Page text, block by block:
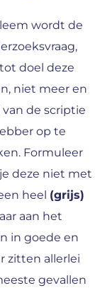
wordt de
doel deze
niet meer en
de scriptie
op te
Formuleer
deze niet met
heel (grijs)
aan het
in goede en
zitten allerlei
gevallen